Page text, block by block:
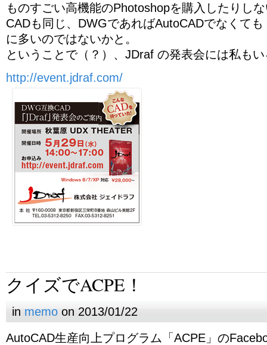
ものすごい高機能のPhotoshopを購入したりし
CADも同じ、DWGであればAutoCADでなくて
に多いのではないかと。
ということで（？）、JDraf の発表会には私も
http://event.jdraf.com/
クイズでACPE！
in memo on 2013/01/22
AutoCAD生産向上プログラム「ACPE」の